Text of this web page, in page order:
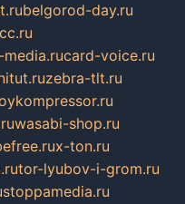
belgorod-day.ru
card-voice.ru
zebra-tlt.ru
wasabi-shop.ru
x-ton.ru
tor-lyubov-i-grom.ru
stoppamedia.ru